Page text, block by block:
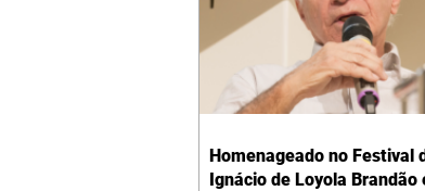
Homenageado no Festival
Ignácio de Loyola Brandão